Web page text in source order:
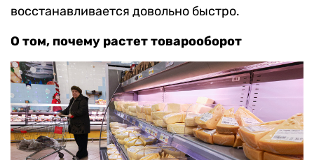
восстанавливается довольно быстро.
О том, почему растет товарооборот